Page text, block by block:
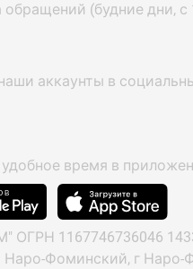
обращений (будние дни, с
аккаунты в
время в
ОГРН 1167746736046
Наро-Фоминский, г Наро-